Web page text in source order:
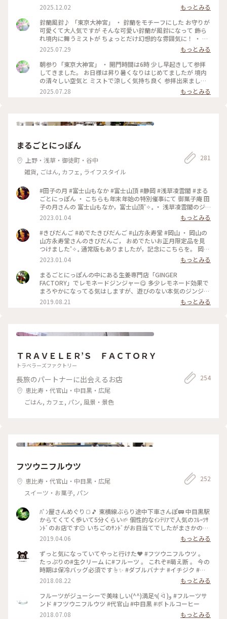
2025.12.02
もっとみる
鈴蘭風鈴♪ 「東京大神宮」 ・ 鈴蘭をモチーフにした お守りが
可愛くて大人気ですが そんな可愛い鈴蘭が風鈴になって 飾ら
れ境内に舞うミストが ちょっとだけ幻想的な雰囲気に！ ・ 見
てるだけで可愛くて 風に吹かれれば 美しいな音色が楽しめて
鈴蘭の花言葉「幸福が訪れる」 何かいいことがありそうな予
感まで…。 ・ とても素敵な朝参りになりました。 開門時間は
午前6時〜午後9時。 お守りなどの授与時間は 午前8時～午後7
時で 御朱印受付時間は 午前9時～午後5時です。 境内にある東
京大神宮マツヤサロンでは 11時からかき氷の提供があるよう
です。 #アートな景色 #ゆるり夏時間 #東京大神宮 #朝参り #風
2025.07.29
もっとみる
朝参り「東京大神宮」 ・ 開門時間は6時 少し早起きして参拝
してきました。 お日様は昇り暑くなりはじめてましたが 境内
の清々しい空気と ミストで涼しく気持ち良く 参拝出来まし
た。 ・ 開門時間は午前6時〜午後9時 お守りなどの授与時間は
午前8時～午後7時で 御朱印受付時間は 午前9時～午後5時で
東京大神宮#朝参り
2025.07.28 もっとみる
まるごとにっぽん
上野・浅草・御徒町・谷中
雑貨, ごはん, カフェ, ライフスタイル
281
#田子の月 #富士山もなか #富士山頂 #静岡 #浅草凌雲閣 #まる
ごとにっぽん ・ こちらも年末年始の特別催事にて 御菓子庵 田
子の月さんの 富士山もなか，富士山頂˚✧₊ ・ 浅草凌雲閣のジ
オラマにもちょっぴり感動˚✧₊ 明治23年に完成した12階建ての
展望塔。 当時から浅草の賑わいが想像できますね。 ・ まるご
とにっぽん楽しみました♪
2023.01.04
もっとみる
#きびだんご #めでたきびだんご #山方永寿堂 #岡山 ・ 岡山の
山方永寿堂さんのきびだんご， おめでたいお正月限定品を見
つけました˚✧₊ 通常版もありましたが，記念にこちらを。 岡山
に行きたいです♡
2023.01.04
もっとみる
まるごとにっぽんの中にある生姜専門店「GINGER
FACTORY」でレモネードジンジャー😋 多少レモネード効果で
まろやかになってる気はしますが、遊びのない本気のジンジャ
エールです。 かなり辛めで、ストローで勢いよく吸うと生姜が
口にいっぱいに(笑) これは食べるジンジャエール！ 体がポカポ
2019.08.21 もっとみる
ＴＲＡＶＥＬＥＲ’Ｓ ＦＡＣＴＯＲＹ
トラベラーズファクトリー
長旅のパートナーに出会えるお店
恵比寿・代官山・中目黒・広尾
ごはん, カフェ, パン, 風景・景色
254
フツウニフルウツ
恵比寿・代官山・中目黒・広尾
スイーツ・お菓子, パン
252
ﾊﾟﾝ屋さんめぐり🍞🎵 東横線ぶらり途中下車さんぽ🚃 中目黒駅
からてくてく歩いて5分くらい🌱 個性的なｲﾝﾃﾘｱで人気のﾌﾙｰﾂｻ
ﾝﾄﾞのお店です😊 いちごのｻﾝﾄﾞがお目当てでしたがまさかの完
売🍓まだ午前中なのにﾀﾞﾌﾞﾙﾊﾞﾅﾅしか残っていませんでした🍌
ふわふわの優しいﾊﾟﾝに甘さ控えめの生ｸﾘｰﾑとｷｬﾗﾒﾘｾﾞされた濃
厚なﾊﾞﾅﾅとﾌﾚｯｼｭなｵﾚﾝｼﾞがｻﾝﾄﾞされています🍊 断面がとって
もﾌｫﾄｼﾞｪﾆｯｸ～♥️♥️ 手のひらｻｲｽﾞのお洒落なﾎﾞﾄﾙは京都の小川
珈琲を使用したｺｰﾋｰｷﾞｭｳﾆｭｳ☕️ お花見のお供にぴったりです😊
ツ #フルーツサンド #バナナ #オレンジ #お洒落 #フォトジェニ
ック #パン屋さんめぐり #華やぐ #中目黒 #代官山からも近い #
行列 #ふわふわ #コーヒー牛乳 #テイクアウト #パン屋さんめ
ぐり #パンが好き
2019.04.06
もっとみる
ずっと気になっていてやっと行けた❤ #フツウニフルウツ 。
たっぷりの#生クリーム に#フルーツ 。 これぞ#萌え断 。 今の
時期は保冷バッグ必須です☝️✨ #ダブルバナナ #イチジク #代
官山
2018.08.22
もっとみる
フルーツがジューシーで美味しい(^^)満足٩( ᐛ )و #フルーツサ
ンド #フツウニフルウツ #代官山 #中目黒 #ボトルコーヒー
2018.07.08
もっとみる